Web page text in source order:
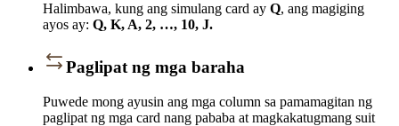
Halimbawa, kung ang simulang card ay Q, ang magiging
ayos ay: Q, K, A, 2, …, 10, J.
Paglipat ng mga baraha
Puwede mong ayusin ang mga column sa pamamagitan ng
paglipat ng mga card nang pababa at magkakatugmang suit